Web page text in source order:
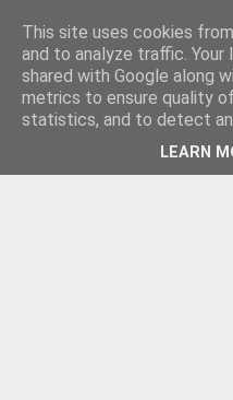
This site uses cookies
and to analyze traffic. Your
shared with Google along
metrics to ensure quality
statistics, and to detect
LEARN